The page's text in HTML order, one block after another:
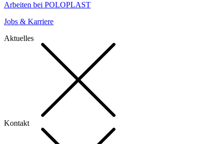
Arbeiten bei POLOPLAST
Jobs & Karriere
Aktuelles
Kontakt